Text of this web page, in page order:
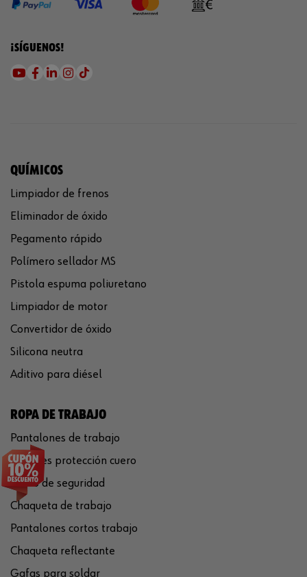
¡SÍGUENOS!
QUÍMICOS
Limpiador de frenos
Eliminador de óxido
Pegamento rápido
Polímero sellador MS
Pistola espuma poliuretano
Limpiador de motor
Convertidor de óxido
Silicona neutra
Aditivo para diésel
ROPA DE TRABAJO
Pantalones de trabajo
Guantes protección cuero
Casco de seguridad
Chaqueta de trabajo
Pantalones cortos trabajo
Chaqueta reflectante
Gafas para soldar